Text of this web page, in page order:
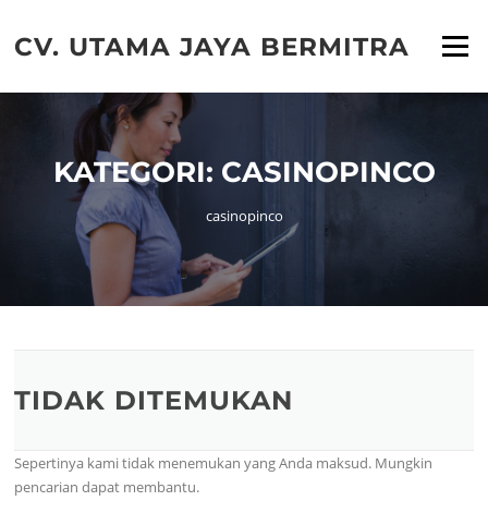
konten
CV. UTAMA JAYA BERMITRA Menu
KATEGORI: CASINOPINCO
casinopinco
TIDAK DITEMUKAN
Sepertinya kami tidak menemukan yang Anda maksud. Mungkin
pencarian dapat membantu.